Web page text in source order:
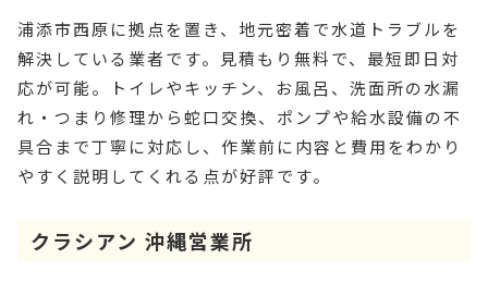
浦添市西原に拠点を置き、地元密着で水道トラブルを
解決している業者です。見積もり無料で、最短即日対
応が可能。トイレやキッチン、お風呂、洗面所の水漏
れ・つまり修理から蛇口交換、ポンプや給水設備の不
具合まで丁寧に対応し、作業前に内容と費用をわかり
やすく説明してくれる点が好評です。
クラシアン 沖縄営業所